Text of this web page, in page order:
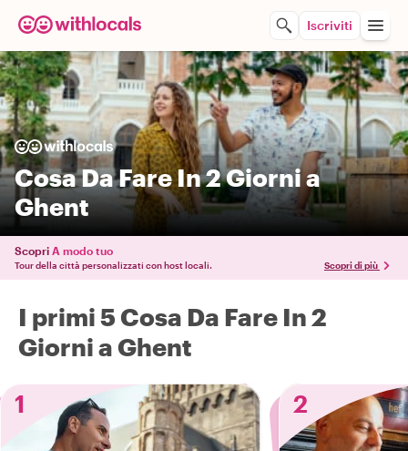
Iscriviti
Cosa Da Fare In 2 Giorni a
Ghent
Scopri A modo tuo
Tour della città personalizzati con host locali. Scopri di più
I primi 5 Cosa Da Fare In 2
Giorni a Ghent
1
2